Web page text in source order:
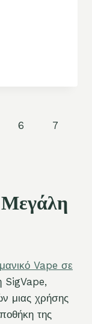
6 7
Μεγάλη
Vape σε
SigVape,
μιας χρήσης
της